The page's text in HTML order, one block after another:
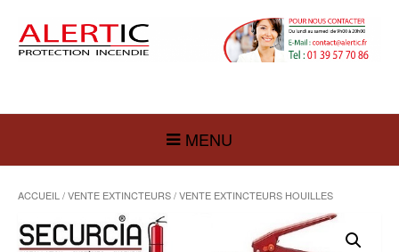
MENU
ACCUEIL/VENTE EXTINCTEURS/ VENTE EXTINCTEURS HOUILLES